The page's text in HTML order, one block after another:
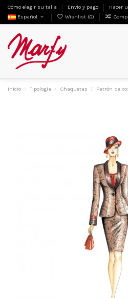
Cómo elegir su talla Envío y pago
Hacer
Español
Wishlist (0)
Inicio Tipologia Chaquetas Patrón de